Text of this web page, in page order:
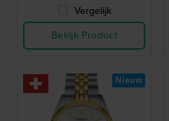
Vergelijk
Bekijk Product
Nieuw